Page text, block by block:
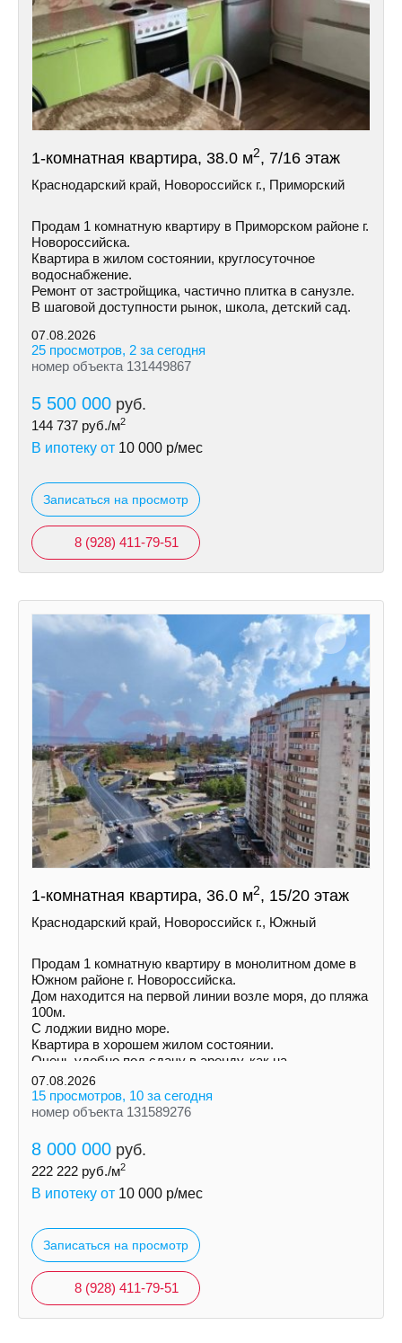
1-комнатная квартира, 38.0 м2, 7/16 этаж
Краснодарский край, Новороссийск г., Приморский
Продам 1 комнатную квартиру в Приморском районе г.
Новороссийска.
Квартира в жилом состоянии, круглосуточное
водоснабжение.
Ремонт от застройщика, частично плитка в санузле.
В шаговой доступности рынок, школа, детский сад.
07.08.2026
25 просмотров, 2 за сегодня
номер объекта 131449867
5 500 000 руб.
144 737 руб./м2
В ипотеку от 10 000 р/мес
Записаться на просмотр
8 (928) 411-79-51
1-комнатная квартира, 36.0 м2, 15/20 этаж
Краснодарский край, Новороссийск г., Южный
Продам 1 комнатную квартиру в монолитном доме в
Южном районе г. Новороссийска.
Дом находится на первой линии возле моря, до пляжа
100м.
С лоджии видно море.
Квартира в хорошем жилом состоянии.
Очень удобно под сдачу в аренду, как на
долгосрочную так и посуточно.
07.08.2026
15 просмотров, 10 за сегодня
номер объекта 131589276
8 000 000 руб.
222 222 руб./м2
В ипотеку от 10 000 р/мес
Записаться на просмотр
8 (928) 411-79-51